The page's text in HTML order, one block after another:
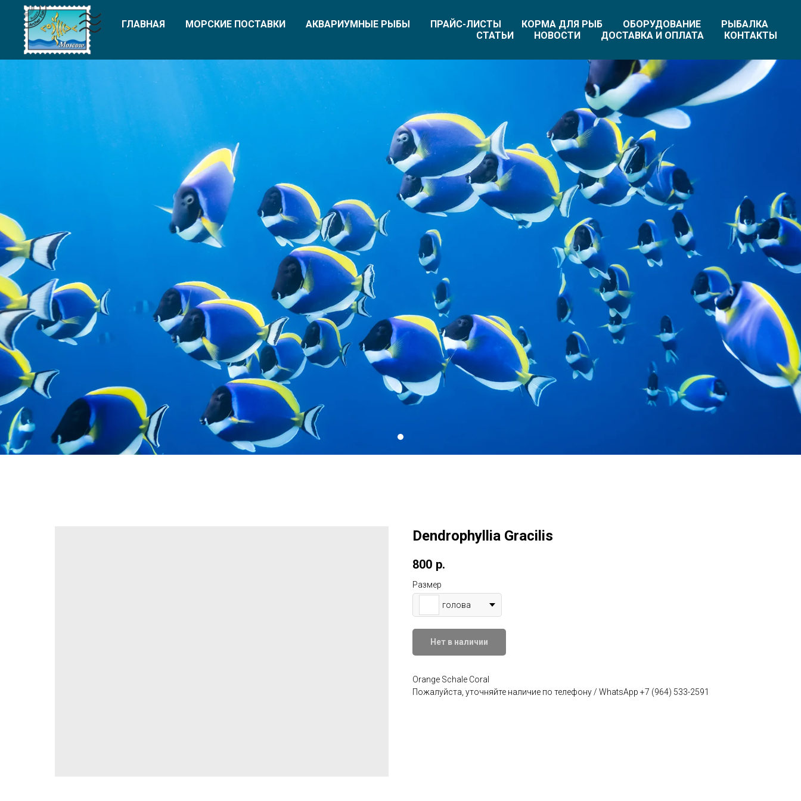
ГЛАВНАЯ МОРСКИЕ ПОСТАВКИ АКВАРИУМНЫЕ РЫБЫ ПРАЙС-ЛИСТЫ КОРМА ДЛЯ РЫБ ОБОРУДОВАНИЕ
РЫБАЛКА
СТАТЬИ
НОВОСТИ ДОСТАВКА И ОПЛАТА КОНТАКТЫ
Dendrophyllia Gracilis
800 р.
Размер
голова
Нет в наличии
Orange Schale Coral
Пожалуйста, уточняйте наличие по телефону / WhatsApp +7 (964) 533-2591